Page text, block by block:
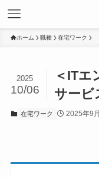
ホーム 職種 在宅ワーク
＜ITエ
サービ
2025
10/06
在宅ワーク 2025年9